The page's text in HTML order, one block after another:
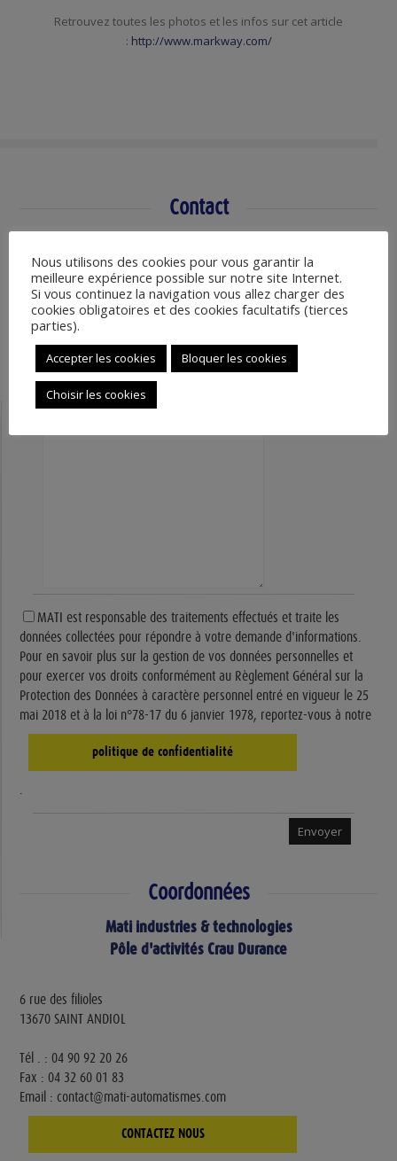
Retrouvez toutes les photos et les infos sur cet article
: http://www.markway.com/
Contact
Votre e-mail (obligatoire)
Sujet
Votre message
MATI est responsable des traitements effectués et traite les
données collectées pour répondre à votre demande d'informations.
Pour en savoir plus sur la gestion de vos données personnelles et
pour exercer vos droits conformément au Règlement Général sur la
Protection des Données à caractère personnel entré en vigueur le 25
mai 2018 et à la loi n°78-17 du 6 janvier 1978, reportez-vous à notre
politique de confidentialité
.
Coordonnées
Mati industries & technologies
Pôle d'activités Crau Durance
6 rue des filioles
13670 SAINT ANDIOL
Tél . : 04 90 92 20 26
Fax : 04 32 60 01 83
Email : contact@mati-automatismes.com
CONTACTEZ NOUS
Nous utilisons des cookies pour vous garantir la
meilleure expérience possible sur notre site Internet.
Si vous continuez la navigation vous allez charger des
cookies obligatoires et des cookies facultatifs (tierces
parties).
Accepter les cookies Bloquer les cookies
Choisir les cookies